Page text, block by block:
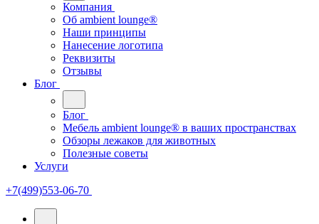
Компания
Oб ambient lounge®
Наши принципы
Нанесение логотипа
Реквизиты
Отзывы
Блог
Блог
Мебель ambient lounge® в ваших пространствах
Обзоры лежаков для животных
Полезные советы
Услуги
+7(499)553-06-70